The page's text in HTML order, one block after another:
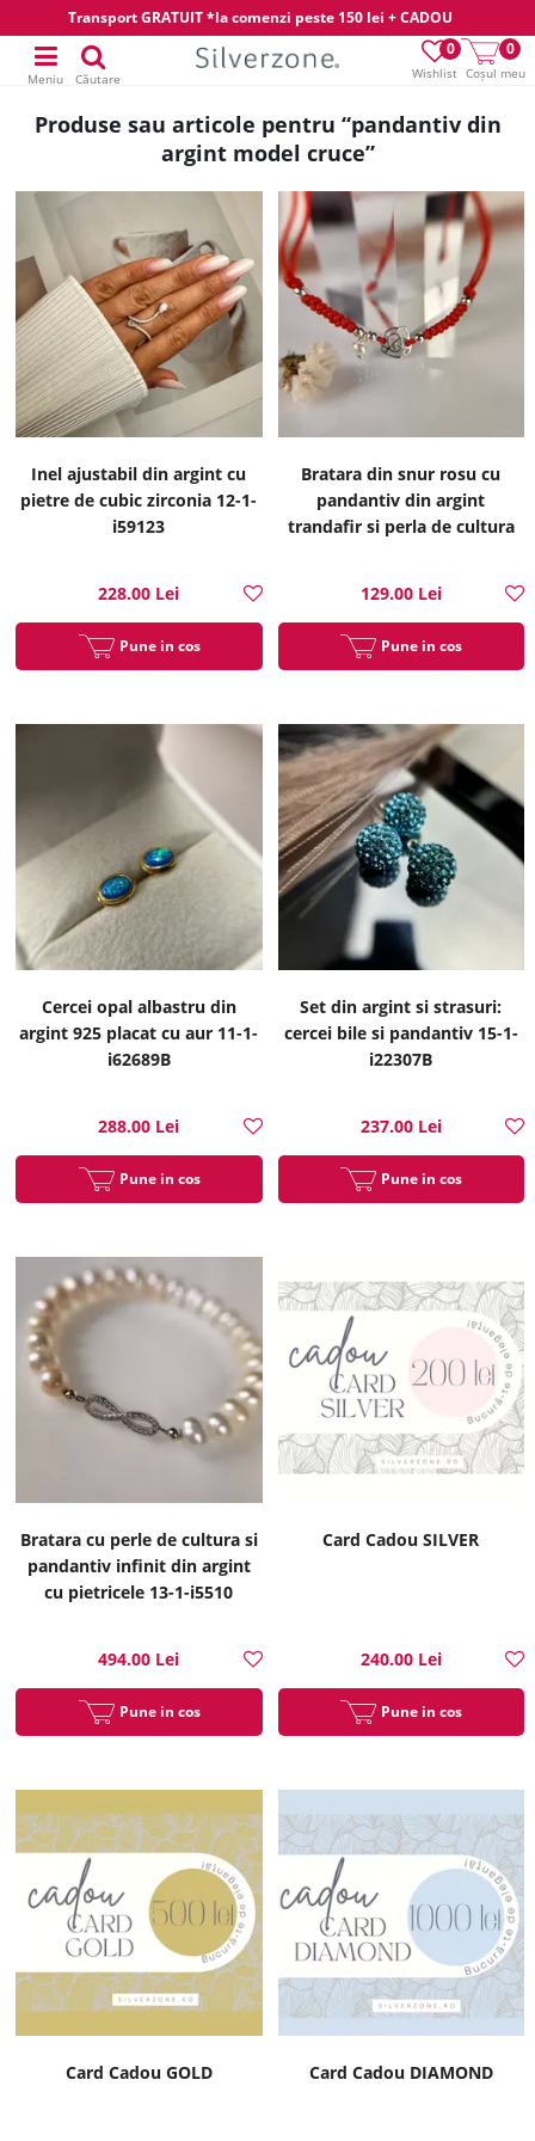
Transport GRATUIT *la comenzi peste 150 lei + CADOU
Wishlist
0
Coșul meu
0
Meniu Căutare
Produse sau articole pentru “pandantiv din
argint model cruce”
Inel ajustabil din argint cu
pietre de cubic zirconia 12-1-
i59123
228.00 Lei
Pune in cos
Bratara din snur rosu cu
pandantiv din argint
trandafir si perla de cultura
129.00 Lei
Pune in cos
Cercei opal albastru din
argint 925 placat cu aur 11-1-
i62689B
288.00 Lei
Pune in cos
Set din argint si strasuri:
cercei bile si pandantiv 15-1-
i22307B
237.00 Lei
Pune in cos
Bratara cu perle de cultura si
pandantiv infinit din argint
cu pietricele 13-1-i5510
494.00 Lei
Pune in cos
Card Cadou SILVER
240.00 Lei
Pune in cos
Card Cadou GOLD Card Cadou DIAMOND